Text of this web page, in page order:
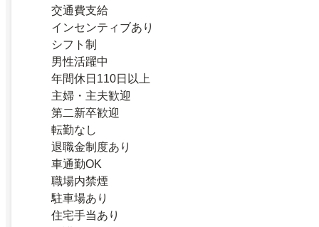
交通費支給
インセンティブあり
シフト制
男性活躍中
年間休日110日以上
主婦・主夫歓迎
第二新卒歓迎
転勤なし
退職金制度あり
車通勤OK
職場内禁煙
駐車場あり
住宅手当あり